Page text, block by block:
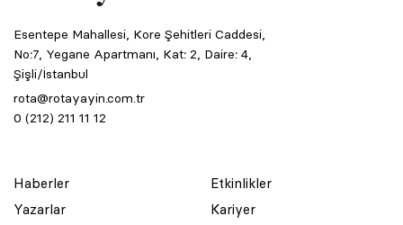
Esentepe Mahallesi, Kore Şehitleri Caddesi,
No:7, Yegane Apartmanı, Kat: 2, Daire: 4,
Şişli/İstanbul
rota@rotayayin.com.tr
0 (212) 211 11 12
Haberler
Yazarlar
Etkinlikler
Kariyer